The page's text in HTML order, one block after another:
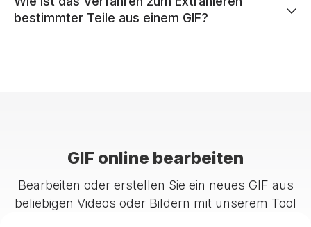
bestimmter Teile aus einem GIF?
GIF online bearbeiten
Bearbeiten oder erstellen Sie ein neues GIF aus
beliebigen Videos oder Bildern mit unserem Tool